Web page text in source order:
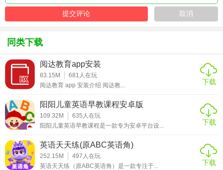
励。
叫叫阅读免费版凭借其丰富的资源、多样的互动形式和贴心
的家长控制功能，成为众多家庭的首选。它不仅能够有效提
升孩子的阅读兴趣，还能在潜移默化中培养孩子的语言能
力、想象力和科学素养。尽管部分高级内容需付费解锁，但
免费版本已足够让孩子享受阅读的乐趣，是家庭亲子阅读和
儿童教育的良好助手。
同类下载
阅达教育app安装
83.15M 681 人在玩
阅达教育 app 安装介绍 阅达教...
下载
阳阳儿童英语早教课程安卓版
109.32M 635 人在玩
阳阳儿童英语早教课程是一款专为安卓平台设...
下载
英语天天练(原ABC英语角)
252.15M 497 人在玩
英语天天练（原ABC英语角）是一款专注于...
下载